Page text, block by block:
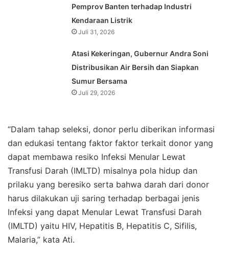
Pemprov Banten terhadap Industri
Kendaraan Listrik
Juli 31, 2026
Atasi Kekeringan, Gubernur Andra Soni
Distribusikan Air Bersih dan Siapkan
Sumur Bersama
Juli 29, 2026
“Dalam tahap seleksi, donor perlu diberikan informasi
dan edukasi tentang faktor faktor terkait donor yang
dapat membawa resiko Infeksi Menular Lewat
Transfusi Darah (IMLTD) misalnya pola hidup dan
prilaku yang beresiko serta bahwa darah dari donor
harus dilakukan uji saring terhadap berbagai jenis
Infeksi yang dapat Menular Lewat Transfusi Darah
(IMLTD) yaitu HIV, Hepatitis B, Hepatitis C, Sifilis,
Malaria,” kata Ati.